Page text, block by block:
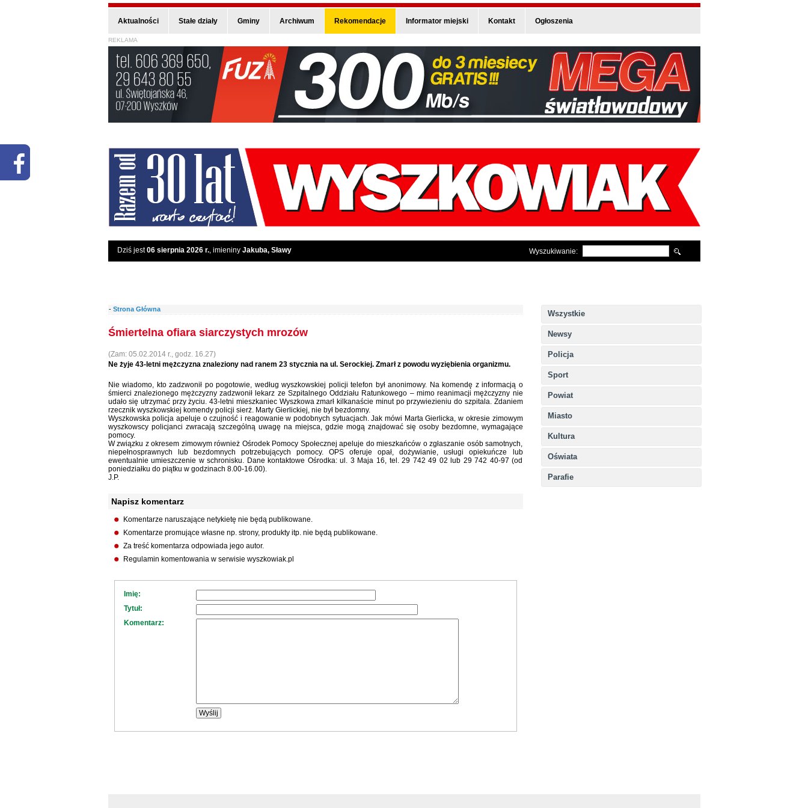
Aktualności Stałe działy Gminy Archiwum Rekomendacje Informator miejski Kontakt Ogłoszenia
REKLAMA
Dziś jest06 sierpnia 2026 r., imieniny Jakuba, Sławy Wyszukiwanie:
Wszystkie
Newsy
Policja
Sport
Powiat
Miasto
Kultura
Oświata
Parafie
- Strona Główna
Śmiertelna ofiara siarczystych mrozów
(Zam: 05.02.2014 r., godz. 16.27)
Ne żyje 43-letni mężczyzna znaleziony nad ranem 23 stycznia na ul. Serockiej. Zmarł z powodu wyziębienia organizmu.
Nie wiadomo, kto zadzwonił po pogotowie, według wyszkowskiej policji telefon był anonimowy. Na komendę z informacją o
śmierci znalezionego mężczyzny zadzwonił lekarz ze Szpitalnego Oddziału Ratunkowego – mimo reanimacji mężczyzny nie
udało się utrzymać przy życiu. 43-letni mieszkaniec Wyszkowa zmarł kilkanaście minut po przywiezieniu do szpitala. Zdaniem
rzecznik wyszkowskiej komendy policji sierż. Marty Gierlickiej, nie był bezdomny.
Wyszkowska policja apeluje o czujność i reagowanie w podobnych sytuacjach. Jak mówi Marta Gierlicka, w okresie zimowym
wyszkowscy policjanci zwracają szczególną uwagę na miejsca, gdzie mogą znajdować się osoby bezdomne, wymagające
pomocy.
W związku z okresem zimowym również Ośrodek Pomocy Społecznej apeluje do mieszkańców o zgłaszanie osób samotnych,
niepełnosprawnych lub bezdomnych potrzebujących pomocy. OPS oferuje opał, dożywianie, usługi opiekuńcze lub
ewentualnie umieszczenie w schronisku. Dane kontaktowe Ośrodka: ul. 3 Maja 16, tel. 29 742 49 02 lub 29 742 40-97 (od
poniedziałku do piątku w godzinach 8.00-16.00).
J.P.
Napisz komentarz
Komentarze naruszające netykietę nie będą publikowane.
Komentarze promujące własne np. strony, produkty itp. nie będą publikowane.
Za treść komentarza odpowiada jego autor.
Regulamin komentowania w serwisie wyszkowiak.pl
Imię:
Tytuł:
Komentarz: